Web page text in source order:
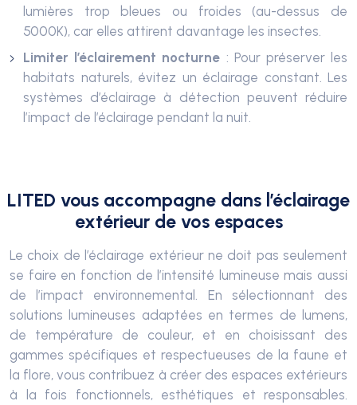
lumières trop bleues ou froides (au-dessus de
5000K), car elles attirent davantage les insectes.
Limiter l’éclairement nocturne : Pour préserver les
habitats naturels, évitez un éclairage constant. Les
systèmes d’éclairage à détection peuvent réduire
l’impact de l’éclairage pendant la nuit.
LITED vous accompagne dans l’éclairage
extérieur de vos espaces
Le choix de l’éclairage extérieur ne doit pas seulement
se faire en fonction de l’intensité lumineuse mais aussi
de l’impact environnemental. En sélectionnant des
solutions lumineuses adaptées en termes de lumens,
de température de couleur, et en choisissant des
gammes spécifiques et respectueuses de la faune et
la flore, vous contribuez à créer des espaces extérieurs
à la fois fonctionnels, esthétiques et responsables.